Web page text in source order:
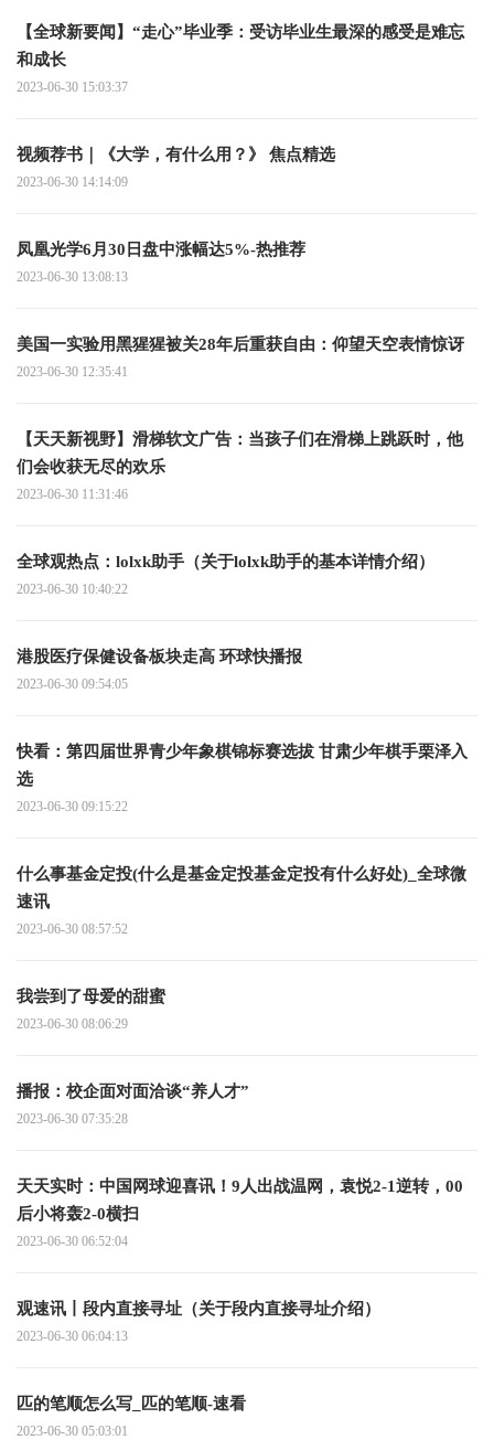
【全球新要闻】“走心”毕业季：受访毕业生最深的感受是难忘
和成长
2023-06-30 15:03:37
视频荐书｜《大学，有什么用？》 焦点精选
2023-06-30 14:14:09
凤凰光学6月30日盘中涨幅达5%-热推荐
2023-06-30 13:08:13
美国一实验用黑猩猩被关28年后重获自由：仰望天空表情惊讶
2023-06-30 12:35:41
【天天新视野】滑梯软文广告：当孩子们在滑梯上跳跃时，他
们会收获无尽的欢乐
2023-06-30 11:31:46
全球观热点：lolxk助手（关于lolxk助手的基本详情介绍）
2023-06-30 10:40:22
港股医疗保健设备板块走高 环球快播报
2023-06-30 09:54:05
快看：第四届世界青少年象棋锦标赛选拔 甘肃少年棋手栗泽入
选
2023-06-30 09:15:22
什么事基金定投(什么是基金定投基金定投有什么好处)_全球微
速讯
2023-06-30 08:57:52
我尝到了母爱的甜蜜
2023-06-30 08:06:29
播报：校企面对面洽谈“养人才”
2023-06-30 07:35:28
天天实时：中国网球迎喜讯！9人出战温网，袁悦2-1逆转，00
后小将轰2-0横扫
2023-06-30 06:52:04
观速讯丨段内直接寻址（关于段内直接寻址介绍）
2023-06-30 06:04:13
匹的笔顺怎么写_匹的笔顺-速看
2023-06-30 05:03:01